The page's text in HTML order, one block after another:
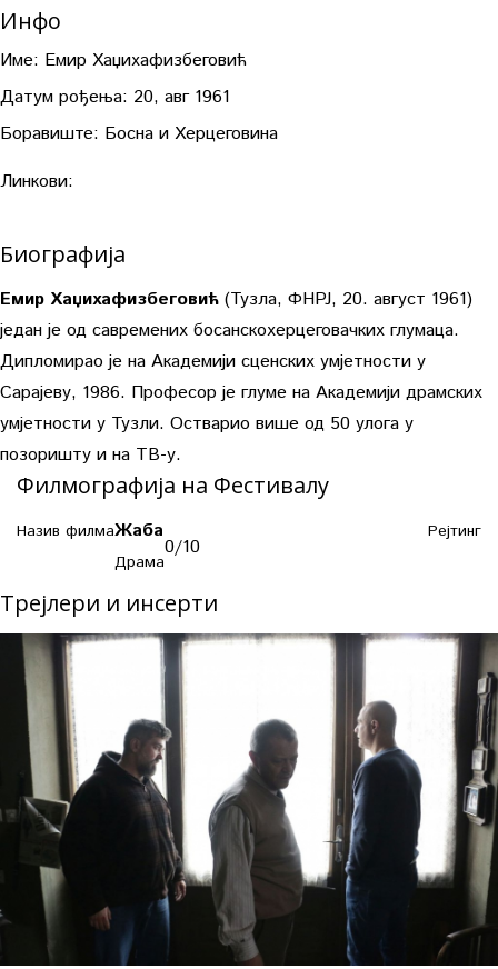
Инфо
Име: Емир Хаџихафизбеговић
Датум рођења: 20, авг 1961
Боравиште: Босна и Херцеговина
Линкови:
Биографија
Емир Хаџихафизбеговић (Тузла, ФНРЈ, 20. август 1961)
један је од савремених босанскохерцеговачких глумаца.
Дипломирао је на Академији сценских умјетности у
Сарајеву, 1986. Професор је глуме на Академији драмских
умјетности у Тузли. Остварио више од 50 улога у
позоришту и на ТВ-у.
Филмографија на Фестивалу
Назив филма Рејтинг
Жаба
Драма
0/10
Трејлери и инсерти